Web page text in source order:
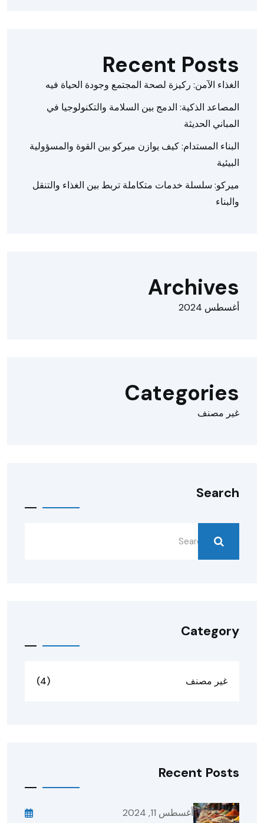
Recent Posts
الغذاء الآمن: ركيزة لصحة المجتمع وجودة الحياة فيه
المصاعد الذكية: الدمج بين السلامة والتكنولوجيا في
المباني الحديثة
البناء المستدام: كيف يوازن ميركو بين القوة والمسؤولية
البيئية
ميركو: سلسلة خدمات متكاملة تربط بين الغذاء والتنقل
والبناء
Archives
أغسطس 2024
Categories
غير مصنف
Search
Category
غير مصنف (4)
Recent Posts
أغسطس 11, 2024